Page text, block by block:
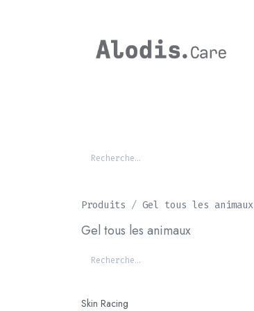
Produits Gel tous les animaux
Gel tous les animaux
Skin Racing